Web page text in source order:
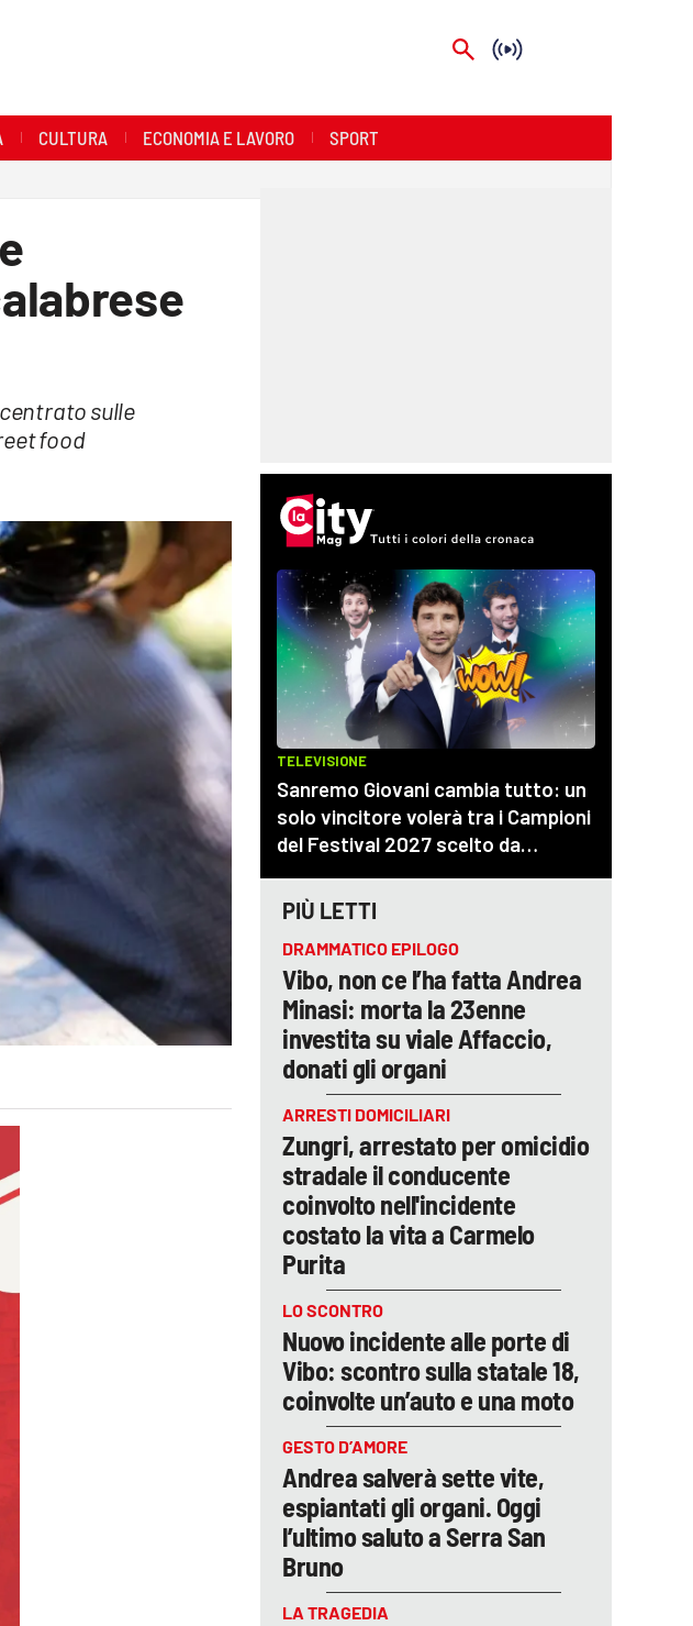
CULTURA ECONOMIA E LAVORO SPORT
sulle
food
PIÙ LETTI
DRAMMATICO EPILOGO
Vibo, non ce l’ha fatta Andrea
Minasi: morta la 23enne
investita su viale Affaccio,
donati gli organi
ARRESTI DOMICILIARI
Zungri, arrestato per omicidio
stradale il conducente
coinvolto nell'incidente
costato la vita a Carmelo
Purita
LO SCONTRO
Nuovo incidente alle porte di
Vibo: scontro sulla statale 18,
coinvolte un’auto e una moto
GESTO D’AMORE
Andrea salverà sette vite,
espiantati gli organi. Oggi
l’ultimo saluto a Serra San
Bruno
LA TRAGEDIA